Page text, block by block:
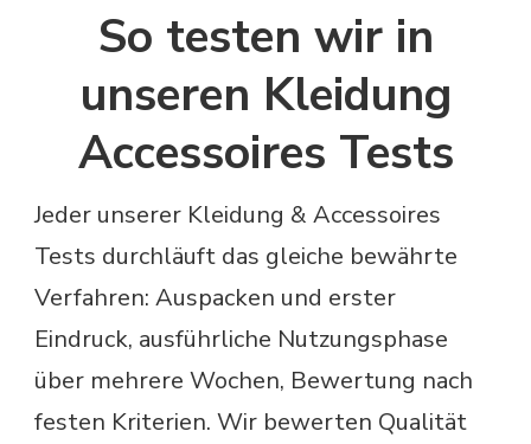
So testen wir in
unseren Kleidung
Accessoires Tests
Jeder unserer Kleidung & Accessoires
Tests durchläuft das gleiche bewährte
Verfahren: Auspacken und erster
Eindruck, ausführliche Nutzungsphase
über mehrere Wochen, Bewertung nach
festen Kriterien. Wir bewerten Qualität